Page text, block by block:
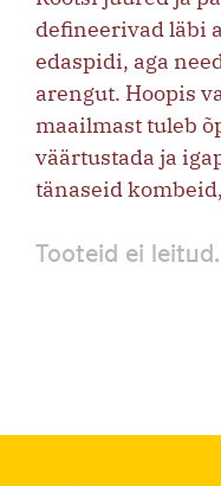
defineerivad läbi
edaspidi, aga
arengut. Hoopis
maailmast tuleb
väärtustada ja
tänaseid
Tooteid ei leitud.